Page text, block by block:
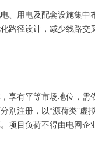
、用电及配套设施集
路径设计，减少线路
享有平等市场地位，
别注册，以“源荷类”
项目负荷不得由电网企